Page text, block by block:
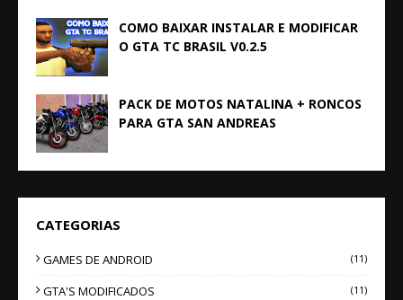
COMO BAIXAR INSTALAR E MODIFICAR
O GTA TC BRASIL V0.2.5
PACK DE MOTOS NATALINA + RONCOS
PARA GTA SAN ANDREAS
CATEGORIAS
GAMES DE ANDROID (11)
GTA'S MODIFICADOS (11)